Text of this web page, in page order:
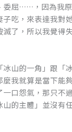
委屈……，因為我
子吃，來表達我
了，所以我覺得
冰山的一角」跟「
麼我就算是當下能
一口怨氣，那只不
的主體」並沒有